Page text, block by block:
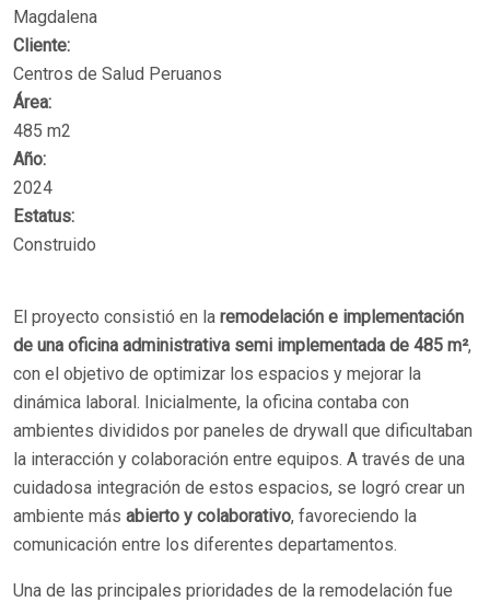
Magdalena
Cliente:
Centros de Salud Peruanos
Área:
485 m2
Año:
2024
Estatus:
Construido
El proyecto consistió en la remodelación e implementación
de una oficina administrativa semi implementada de 485 m²,
con el objetivo de optimizar los espacios y mejorar la
dinámica laboral. Inicialmente, la oficina contaba con
ambientes divididos por paneles de drywall que dificultaban
la interacción y colaboración entre equipos. A través de una
cuidadosa integración de estos espacios, se logró crear un
ambiente más abierto y colaborativo, favoreciendo la
comunicación entre los diferentes departamentos.
Una de las principales prioridades de la remodelación fue